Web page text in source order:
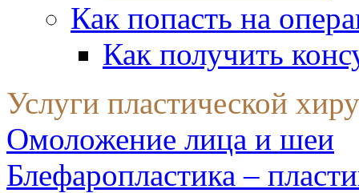
Как попасть на
Как получить
Услуги пластической
Омоложение лица и шеи
Блефаропластика –